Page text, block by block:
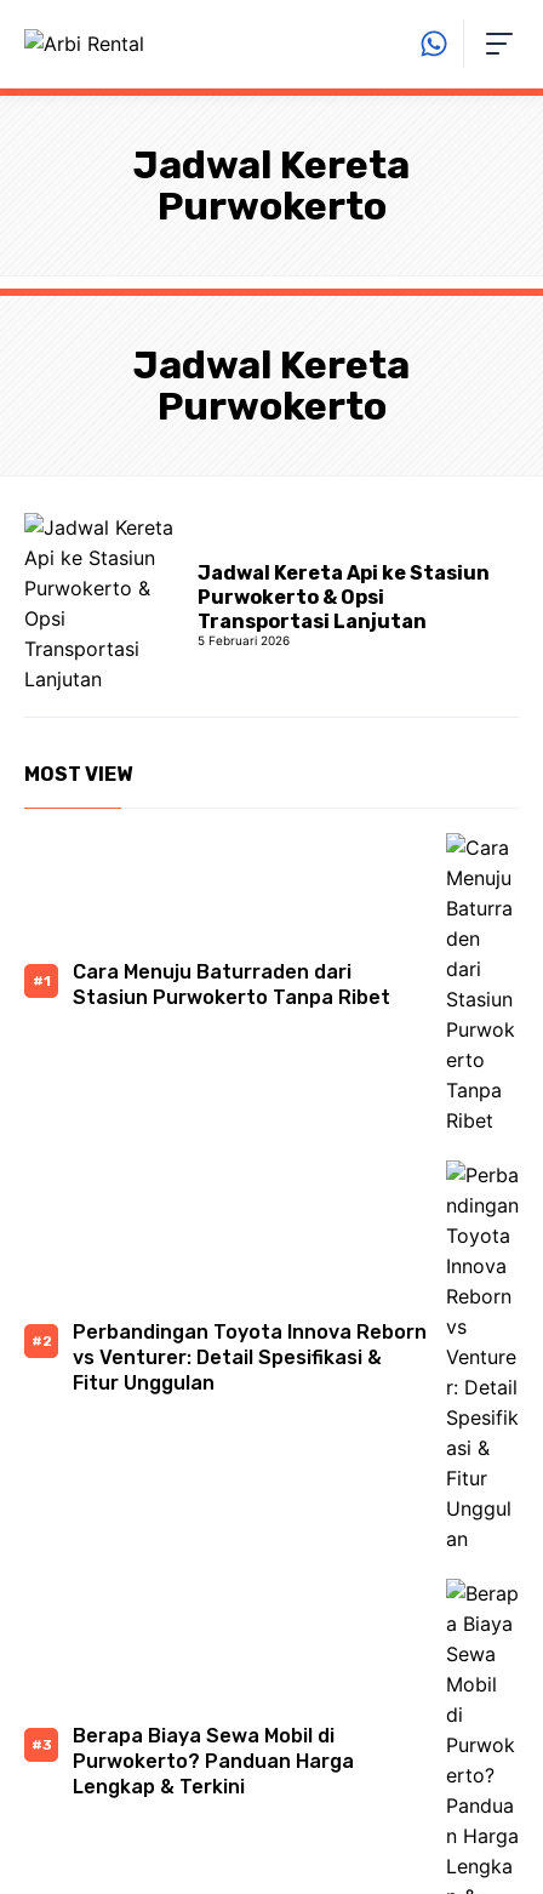
Jadwal Kereta
Purwokerto
Jadwal Kereta
Purwokerto
Jadwal Kereta Api ke Stasiun
Purwokerto & Opsi
Transportasi Lanjutan
5 Februari 2026
MOST VIEW
Cara Menuju Baturraden dari
Stasiun Purwokerto Tanpa Ribet
Perbandingan Toyota Innova Reborn
vs Venturer: Detail Spesifikasi &
Fitur Unggulan
Berapa Biaya Sewa Mobil di
Purwokerto? Panduan Harga
Lengkap & Terkini